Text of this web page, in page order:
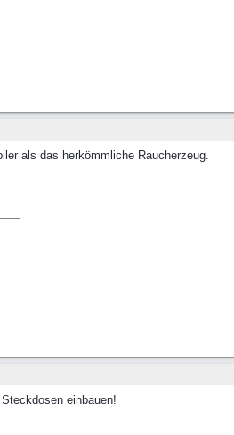
als das herkömmliche Raucherzeug.
einbauen!